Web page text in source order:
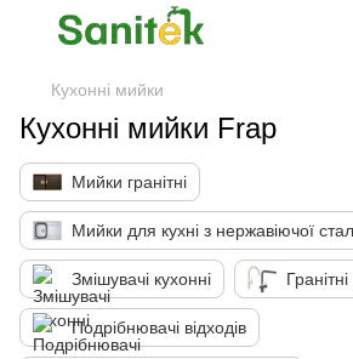
Кухонні мийки
Кухонні мийки Frap
Мийки гранітні
Мийки для кухні з нержавіючої
Змішувачі кухонні
Подрібнювачі відходів